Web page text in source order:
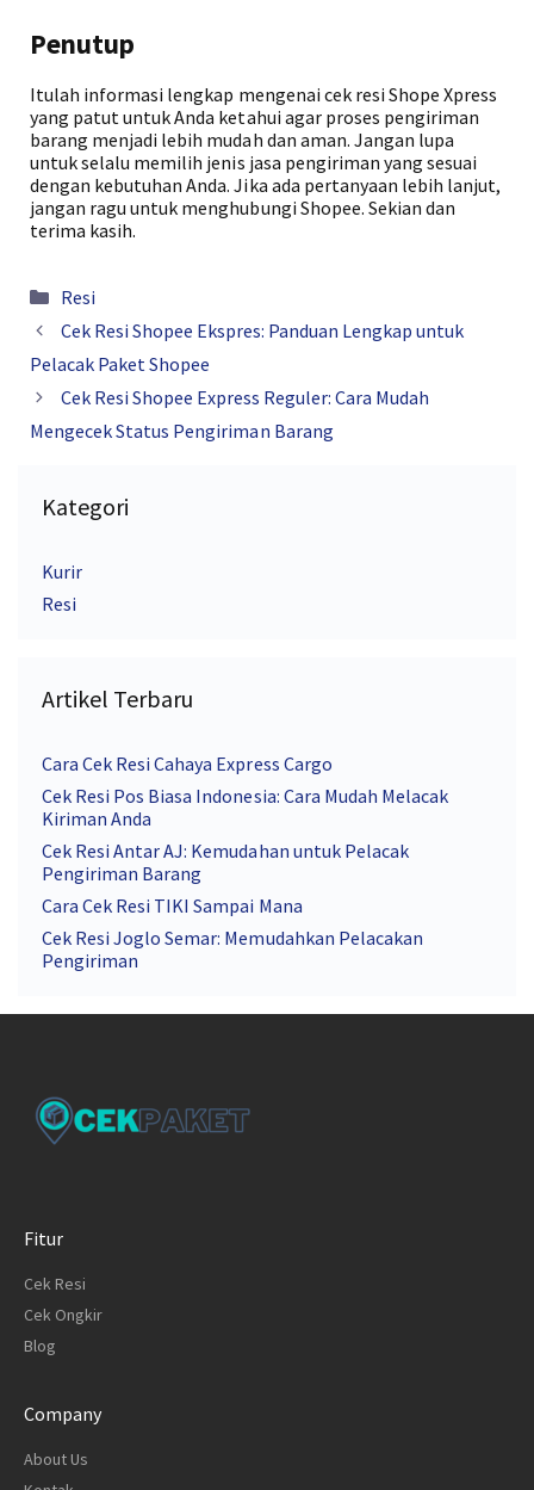
Penutup
Itulah informasi lengkap mengenai cek resi Shope Xpress
yang patut untuk Anda ketahui agar proses pengiriman
barang menjadi lebih mudah dan aman. Jangan lupa
untuk selalu memilih jenis jasa pengiriman yang sesuai
dengan kebutuhan Anda. Jika ada pertanyaan lebih lanjut,
jangan ragu untuk menghubungi Shopee. Sekian dan
terima kasih.
Kategori
Resi
Cek Resi Shopee Ekspres: Panduan Lengkap untuk
Pelacak Paket Shopee
Cek Resi Shopee Express Reguler: Cara Mudah
Mengecek Status Pengiriman Barang
Kategori
Kurir
Resi
Artikel Terbaru
Cara Cek Resi Cahaya Express Cargo
Cek Resi Pos Biasa Indonesia: Cara Mudah Melacak
Kiriman Anda
Cek Resi Antar AJ: Kemudahan untuk Pelacak
Pengiriman Barang
Cara Cek Resi TIKI Sampai Mana
Cek Resi Joglo Semar: Memudahkan Pelacakan
Pengiriman
Fitur
Cek Resi
Cek Ongkir
Blog
Company
About Us